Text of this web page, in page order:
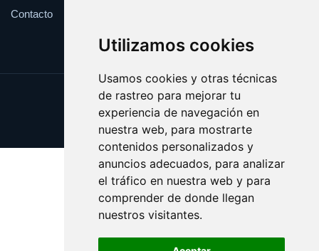
Utilizamos cookies
Usamos cookies y otras técnicas
de rastreo para mejorar tu
experiencia de navegación en
nuestra web, para mostrarte
contenidos personalizados y
anuncios adecuados, para analizar
el tráfico en nuestra web y para
comprender de donde llegan
nuestros visitantes.
Contacto
Update cookies preferences
Copyright © 2025 esotericos.es